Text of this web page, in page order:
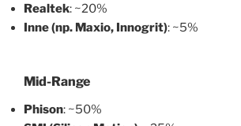
Realtek: ~20%
Inne (np. Maxio, Innogrit): ~5%
Mid-Range
Phison: ~50%